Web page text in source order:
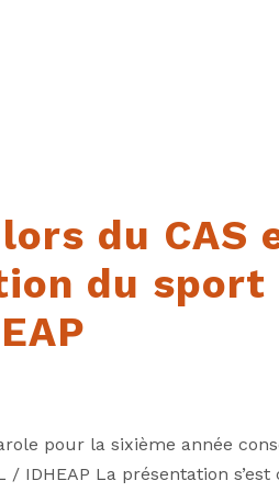
du CAS
du sport
pour la sixième année
IDHEAP La présentation